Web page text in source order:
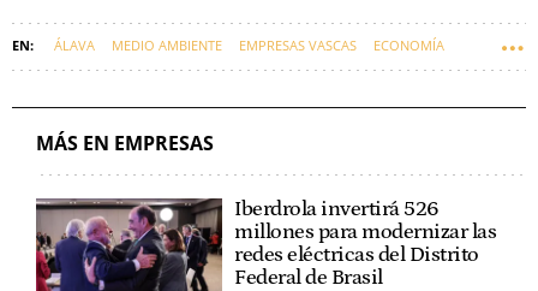
ÁLAVA MEDIO AMBIENTE EMPRESAS VASCAS ECONOMÍA
MÁS EN EMPRESAS
Iberdrola invertirá 526
millones para modernizar las
redes eléctricas del Distrito
Federal de Brasil